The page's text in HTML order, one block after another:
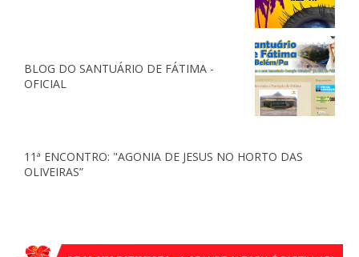
BLOG DO SANTUÁRIO DE FÁTIMA -
OFICIAL
11ª ENCONTRO: "AGONIA DE JESUS NO HORTO DAS
OLIVEIRAS”